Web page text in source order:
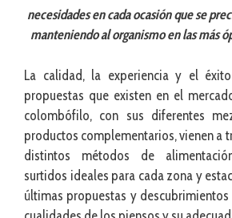
necesidades en cada ocasión que se
manteniendo al organismo en las más
La calidad, la experiencia y el
propuestas que existen en el
colombófilo, con sus diferentes
productos complementarios, vienen a
distintos métodos de
surtidos ideales para cada zona y
últimas propuestas y